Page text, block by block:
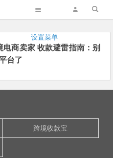
设置菜单
电商卖家 收款避雷指南：别
台了
跨境收款宝